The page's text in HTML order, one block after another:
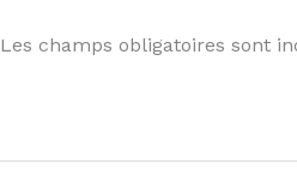
Les champs obligatoires sont